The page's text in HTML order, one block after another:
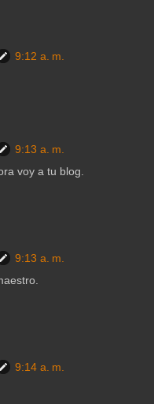
9:12 a. m.
9:13 a. m.
voy a tu blog.
9:13 a. m.
9:14 a. m.